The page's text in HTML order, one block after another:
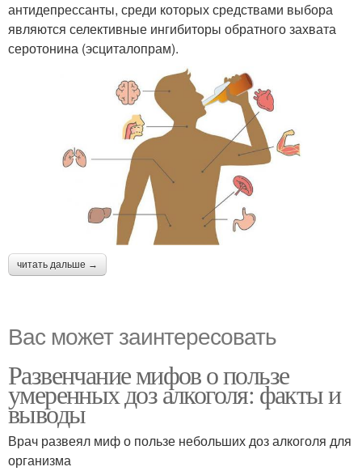
антидепрессанты, среди которых средствами выбора
являются селективные ингибиторы обратного захвата
серотонина (эсциталопрам).
читать дальше →
Вас может заинтересовать
Развенчание мифов о пользе
умеренных доз алкоголя: факты и
выводы
Врач развеял миф о пользе небольших доз алкоголя для
организма